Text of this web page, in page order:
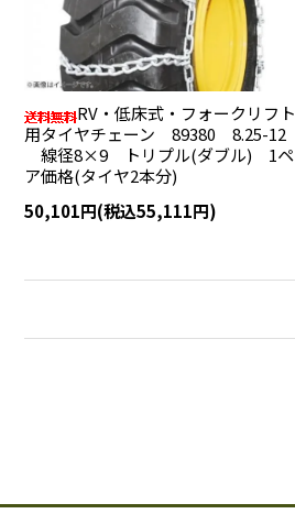
RV・低床式・フォークリフト
用タイヤチェーン 89380 8.25-12
線径8×9 トリプル(ダブル) 1ペ
ア価格(タイヤ2本分)
50,101円(税込55,111円)